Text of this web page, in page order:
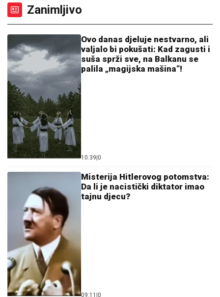
Zanimljivo
Ovo danas djeluje nestvarno, ali
valjalo bi pokušati: Kad zagusti i
suša sprži sve, na Balkanu se
palila „magijska mašina“!
10:39 0
Misterija Hitlerovog potomstva:
Da li je nacistički diktator imao
tajnu djecu?
09:11 0